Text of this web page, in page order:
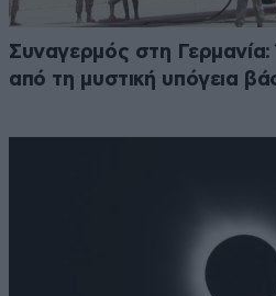
Συναγερμός στη
από τη μυστική υπόγεια